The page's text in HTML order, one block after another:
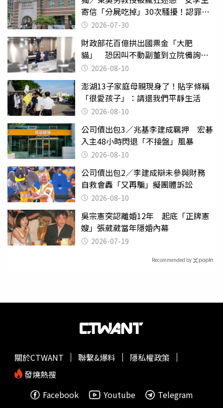
寄信「分屍吃掉」30次騷擾！認罪免
關 2026-07-30
財政部花百億拱出國票金「大肥
貓」 恐因叫不動副董到立院備詢惹
議 2026-08-10
澎湖13子家庭母親現身了！貼字條稱
「很愛孩子」：請還我們平靜生活
2026-08-10
公司債出包3／兆基李建成羈押 宏碁
入主48小時閃退「不接盤」風暴
2026-08-10
公司債出包2／李建成辯未參與財務
自救會轟「又再騙」擬團體訴訟
2026-08-10
吳宗憲突認離婚12年 起底「正牌憲
嫂」張葳葳當年隱婚內幕
2026-07-19
Recommended by
關於CTWANT 聯繫&爆料
隱私權政策
發燒熱搜
Facebook
Youtube Telegram